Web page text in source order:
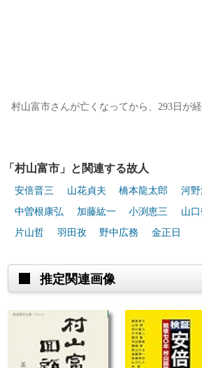
村山富市さんが亡くなってから、293日が経
「村山富市」と関連する故人
安倍晋三 山花貞夫 橋本龍太郎 河
中曽根康弘
加藤紘一 小渕恵三 山
片山哲
羽田孜 野中広務 金正日
推定関連画像